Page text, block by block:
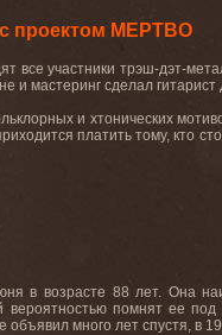
с проектом МЕРТВО
все участники трэш-дэт-
и мастеринг сделал
и хтонических
платить тому, кто
в возрасте 88 лет. Она
вероятностью помнят ее
объявил много лет спустя, в